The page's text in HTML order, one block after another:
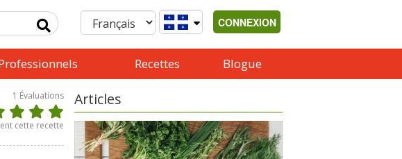
CONNEXION
Recettes Blogue
1 Évaluations
cette recette
Articles